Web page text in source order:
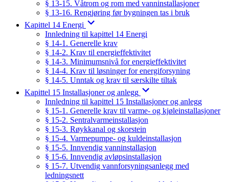
§ 13-15. Våtrom og rom med vanninstallasjoner
§ 13-16. Rengjøring før bygningen tas i bruk
Kapittel 14 Energi
Innledning til kapittel 14 Energi
§ 14-1. Generelle krav
§ 14-2. Krav til energieffektivitet
§ 14-3. Minimumsnivå for energieffektivitet
§ 14-4. Krav til løsninger for energiforsyning
§ 14-5. Unntak og krav til særskilte tiltak
Kapittel 15 Installasjoner og anlegg
Innledning til kapittel 15 Installasjoner og anlegg
§ 15-1. Generelle krav til varme- og kjøleinstallasjoner
§ 15-2. Sentralvarmeinstallasjon
§ 15-3. Røykkanal og skorstein
§ 15-4. Varmepumpe- og kuldeinstallasjon
§ 15-5. Innvendig vanninstallasjon
§ 15-6. Innvendig avløpsinstallasjon
§ 15-7. Utvendig vannforsyningsanlegg med
ledningsnett